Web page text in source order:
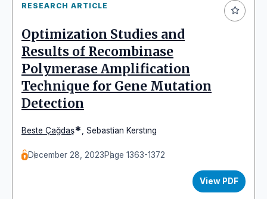
RESEARCH ARTICLE
Optimization Studies and
Results of Recombinase
Polymerase Amplification
Technique for Gene Mutation
Detection
Beste Çağdaş* Sebastian Kerstıng
December 28, 2023Page 1363-1372
View PDF